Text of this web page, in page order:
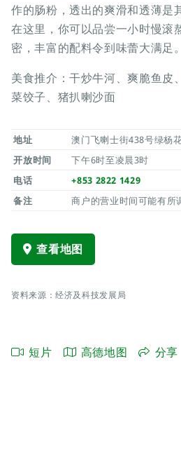
作的肠粉，透出的爽滑和透薄是
在这里，你可以品尝一小时慢滚
密，丰富的配料令到味蕾大满足。
美食推介：干炒牛河、爽脆鱼皮
菜饺子、猪扒喇沙面
地址
澳门飞喇士街438号绿杨
开放时间
下午6时至凌晨3时
电话
+853 2822 1429
备注
商户的营业时间可能有所
查看地图
资料来源：经济及科技发展局
短片 高德地图 分享